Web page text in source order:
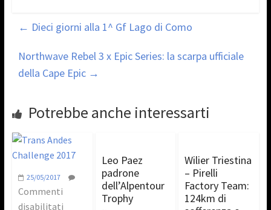
← Dieci giorni alla 1^ Gf Lago di Como
Northwave Rebel 3 x Epic Series: la scarpa ufficiale
della Cape Epic →
Potrebbe anche interessarti
25/05/2017
Commenti
disabilitati
Leo Paez
padrone
dell’Alpentour
Trophy
Wilier Triestina
– Pirelli
Factory Team:
124km di